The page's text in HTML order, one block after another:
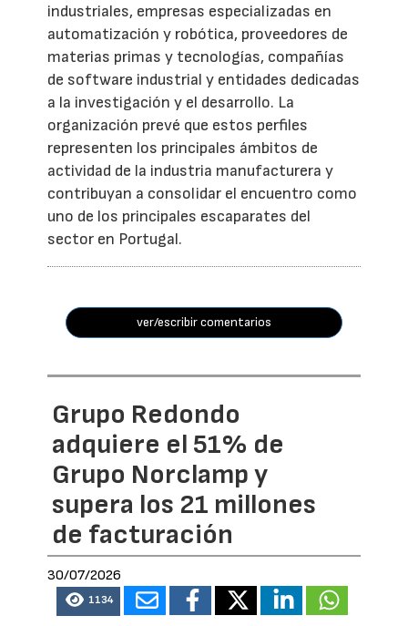
industriales, empresas especializadas en
automatización y robótica, proveedores de
materias primas y tecnologías, compañías
de software industrial y entidades dedicadas
a la investigación y el desarrollo. La
organización prevé que estos perfiles
representen los principales ámbitos de
actividad de la industria manufacturera y
contribuyan a consolidar el encuentro como
uno de los principales escaparates del
sector en Portugal.
ver/escribir comentarios
Grupo Redondo
adquiere el 51% de
Grupo Norclamp y
supera los 21 millones
de facturación
30/07/2026
1134